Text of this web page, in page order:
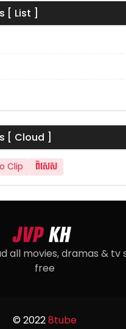
[ List ]
[ Cloud ]
Clip ពិសេស
all movies, dramas & tv
free
© 20228tube